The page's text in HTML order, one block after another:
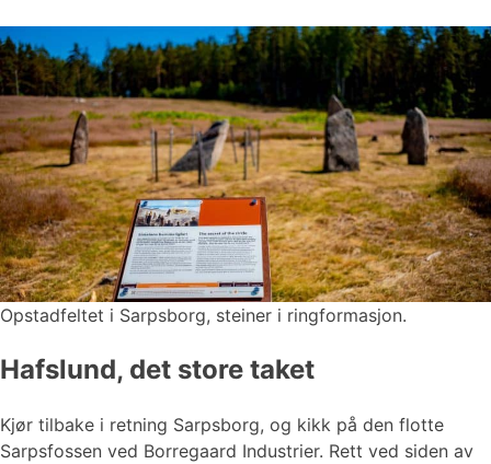
Opstadfeltet i Sarpsborg, steiner i ringformasjon.
Hafslund, det store taket
Kjør tilbake i retning Sarpsborg, og kikk på den flotte
Sarpsfossen ved Borregaard Industrier. Rett ved siden av